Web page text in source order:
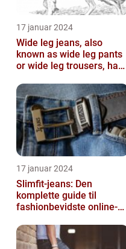
17 januar 2024
Wide leg jeans, also
known as wide leg pants
or wide leg trousers, have
fashion tre...
17 januar 2024
Slimfit-jeans: Den
komplette guide til
fashionbevidste online-